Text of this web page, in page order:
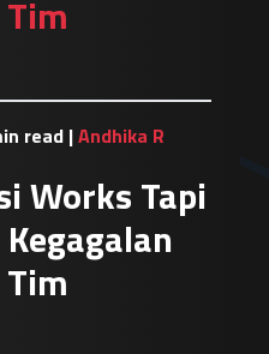
read |Andhika R
Works Tapi